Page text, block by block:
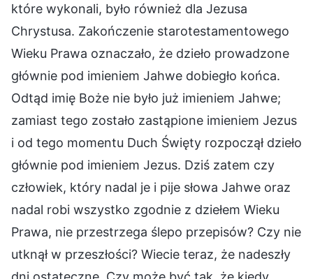
które wykonali, było również dla Jezusa
Chrystusa. Zakończenie starotestamentowego
Wieku Prawa oznaczało, że dzieło prowadzone
głównie pod imieniem Jahwe dobiegło końca.
Odtąd imię Boże nie było już imieniem Jahwe;
zamiast tego zostało zastąpione imieniem Jezus
i od tego momentu Duch Święty rozpoczął dzieło
głównie pod imieniem Jezus. Dziś zatem czy
człowiek, który nadal je i pije słowa Jahwe oraz
nadal robi wszystko zgodnie z dziełem Wieku
Prawa, nie przestrzega ślepo przepisów? Czy nie
utknął w przeszłości? Wiecie teraz, że nadeszły